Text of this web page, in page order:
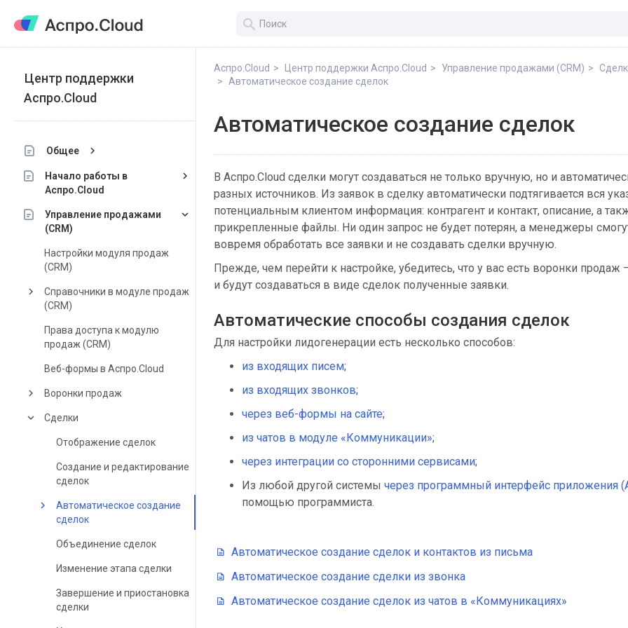
search
Центр поддержки
Аспро.Cloud
Общее keyboard_arrow_right
Начало работы в
Аспро.Cloud
keyboard_arrow_right
Управление продажами
(CRM)
keyboard_arrow_down
Настройки модуля продаж
(CRM)
keyboard_arrow_right
Справочники в модуле продаж
(CRM)
Права доступа к модулю
продаж (CRM)
Веб-формы в Аспро.Cloud
keyboard_arrow_right Воронки продаж
keyboard_arrow_down Сделки
Отображение сделок
Создание и редактирование
сделок
keyboard_arrow_right
Автоматическое создание
сделок
Объединение сделок
Изменение этапа сделки
Завершение и приостановка
сделки
Аспро.Cloud Центр поддержки Аспро.Cloud Управление продажами (CRM)
Автоматическое создание сделок
Автоматическое создание сделок
В Аспро.Cloud сделки могут создаваться не только вручную, но и
разных источников. Из заявок в сделку автоматически подтягивается вся
потенциальным клиентом информация: контрагент и контакт, описание, а
прикрепленные файлы. Ни один запрос не будет потерян, а менеджеры
вовремя обработать все заявки и не создавать сделки вручную.
Прежде, чем перейти к настройке, убедитесь, что у вас есть воронки продаж
и будут создаваться в виде сделок полученные заявки.
Автоматические способы создания сделок
Для настройки лидогенерации есть несколько способов:
из входящих писем;
из входящих звонков;
через веб-формы на сайте;
из чатов в модуле «Коммуникации»;
через интеграции со сторонними сервисами;
Из любой другой системы через программный интерфейс приложения
помощью программиста.
Автоматическое создание сделок и контактов из письма
Автоматическое создание сделки из звонка
Автоматическое создание сделок из чатов в «Коммуникациях»